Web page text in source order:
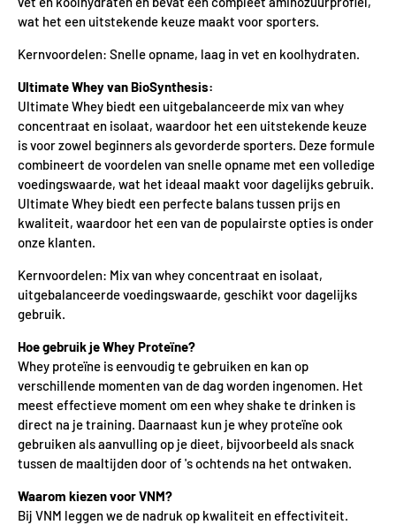
wat het een uitstekende keuze maakt voor sporters.
Kernvoordelen: Snelle opname, laag in vet en koolhydraten.
Ultimate Whey van BioSynthesis:
Ultimate Whey biedt een uitgebalanceerde mix van whey
concentraat en isolaat, waardoor het een uitstekende keuze
is voor zowel beginners als gevorderde sporters. Deze formule
combineert de voordelen van snelle opname met een volledige
voedingswaarde, wat het ideaal maakt voor dagelijks gebruik.
Ultimate Whey biedt een perfecte balans tussen prijs en
kwaliteit, waardoor het een van de populairste opties is onder
onze klanten.
Kernvoordelen: Mix van whey concentraat en isolaat,
uitgebalanceerde voedingswaarde, geschikt voor dagelijks
gebruik.
Hoe gebruik je Whey Proteïne?
Whey proteïne is eenvoudig te gebruiken en kan op
verschillende momenten van de dag worden ingenomen. Het
meest effectieve moment om een whey shake te drinken is
direct na je training. Daarnaast kun je whey proteïne ook
gebruiken als aanvulling op je dieet, bijvoorbeeld als snack
tussen de maaltijden door of 's ochtends na het ontwaken.
Waarom kiezen voor VNM?
Bij VNM leggen we de nadruk op kwaliteit en effectiviteit.